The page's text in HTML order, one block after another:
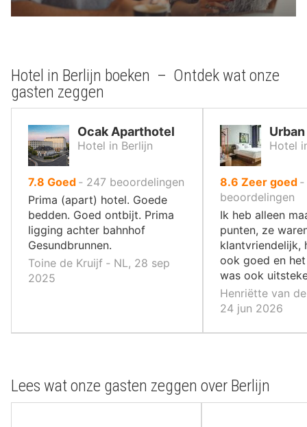
Hotel in Berlijn boeken – Ontdek wat onze
gasten zeggen
Ocak Aparthotel
Hotel in Berlijn
7.8 uit
10
,
Goed ‐ 247 beoordelingen
Prima (apart) hotel. Goede
bedden. Goed ontbijt. Prima
ligging achter bahnhof
Gesundbrunnen.
Toine de Kruijf ‐ NL, 28 sep
2025
Hotel
8.6 uit
10
,
Zeer goed ‐
beoordelingen
Ik heb alleen
punten, ze
klantvriendelijk,
ook goed en
was ook
Henriëtte van
24 jun 2026
Lees wat onze gasten zeggen over Berlijn